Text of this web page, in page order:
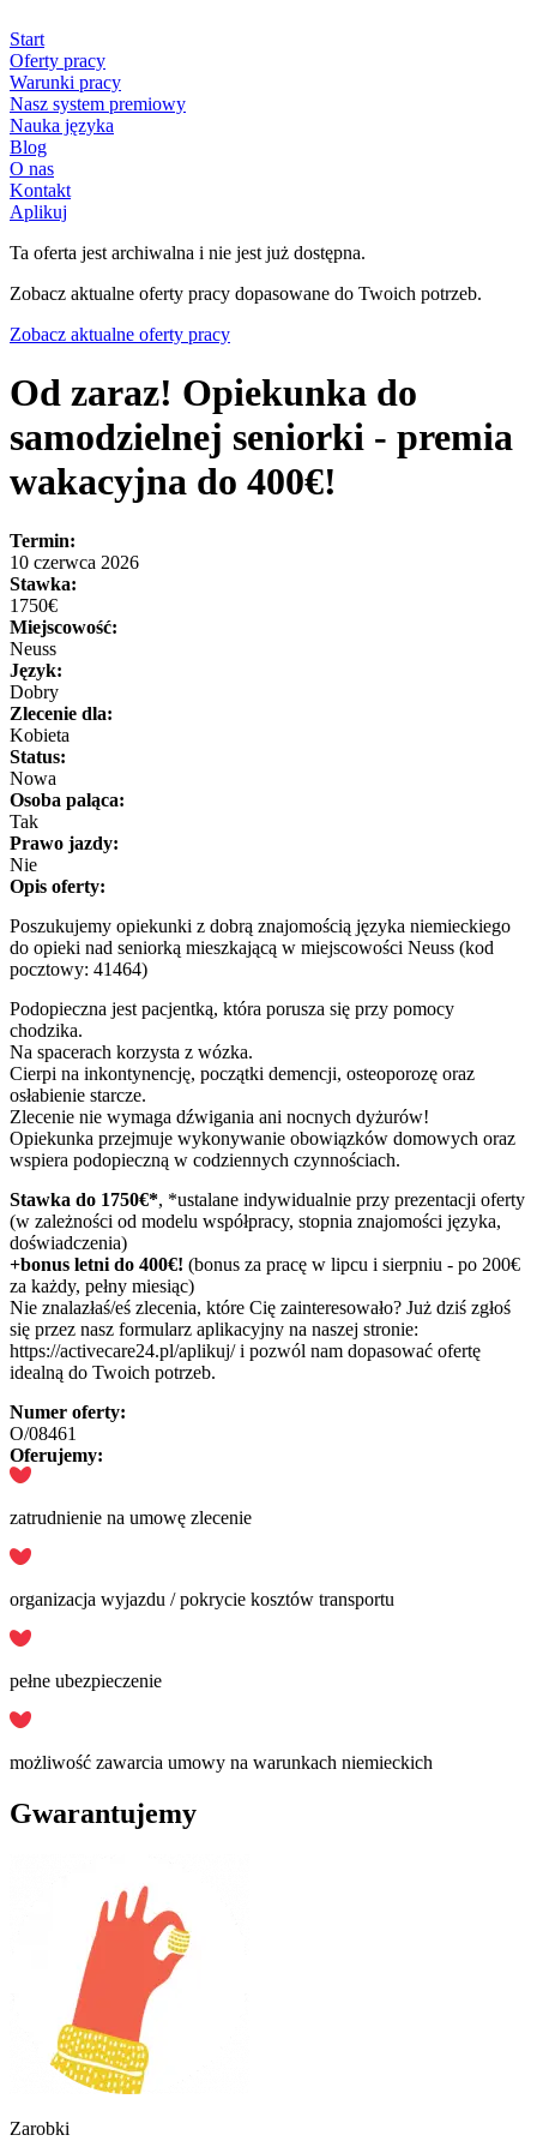
Start
Oferty pracy
Warunki pracy
Nasz system premiowy
Nauka języka
Blog
O nas
Kontakt
Aplikuj
Ta oferta jest archiwalna i nie jest już dostępna.
Zobacz aktualne oferty pracy dopasowane do Twoich potrzeb.
Zobacz aktualne oferty pracy
Od zaraz! Opiekunka do
samodzielnej seniorki - premia
wakacyjna do 400€!
Termin:
10 czerwca 2026
Stawka:
1750€
Miejscowość:
Neuss
Język:
Dobry
Zlecenie dla:
Kobieta
Status:
Nowa
Osoba paląca:
Tak
Prawo jazdy:
Nie
Opis oferty:
Poszukujemy opiekunki z dobrą znajomością języka niemieckiego
do opieki nad seniorką mieszkającą w miejscowości Neuss (kod
pocztowy: 41464)
Podopieczna jest pacjentką, która porusza się przy pomocy
chodzika.
Na spacerach korzysta z wózka.
Cierpi na inkontynencję, początki demencji, osteoporozę oraz
osłabienie starcze.
Zlecenie nie wymaga dźwigania ani nocnych dyżurów!
Opiekunka przejmuje wykonywanie obowiązków domowych oraz
wspiera podopieczną w codziennych czynnościach.
Stawka do 1750€*, *ustalane indywidualnie przy prezentacji oferty
(w zależności od modelu współpracy, stopnia znajomości języka,
doświadczenia)
+bonus letni do 400€! (bonus za pracę w lipcu i sierpniu - po 200€
za każdy, pełny miesiąc)
Nie znalazłaś/eś zlecenia, które Cię zainteresowało? Już dziś zgłoś
się przez nasz formularz aplikacyjny na naszej stronie:
https://activecare24.pl/aplikuj/ i pozwól nam dopasować ofertę
idealną do Twoich potrzeb.
Numer oferty:
O/08461
Oferujemy:
zatrudnienie na umowę zlecenie
organizacja wyjazdu / pokrycie kosztów transportu
pełne ubezpieczenie
możliwość zawarcia umowy na warunkach niemieckich
Gwarantujemy
Zarobki